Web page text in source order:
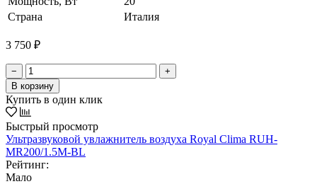
Страна
Италия
3 750 ₽
−
+
В корзину
Купить в один клик
Быстрый просмотр
Ультразвуковой увлажнитель воздуха Royal Clima RUH-
MR200/1.5M-BL
Рейтинг:
Мало